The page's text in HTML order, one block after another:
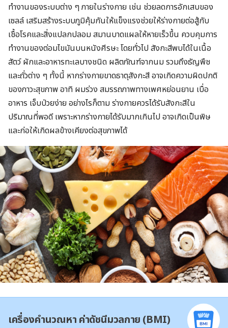
ทำงานของระบบต่าง ๆ ภายในร่างกาย เช่น ช่วยลดการอักเสบของ
เซลล์ เสริมสร้างระบบภูมิคุ้มกันให้แข็งแรงช่วยให้ร่างกายต่อสู้กับ
เชื้อโรคและสิ่งแปลกปลอม สมานบาดแผลให้หายเร็วขึ้น ควบคุมการ
ทำงานของต่อมไขมันบนหนังศีรษะ โดยทั่วไป สังกะสีพบได้ในเนื้อ
สัตว์ ผักและอาหารทะเลบางชนิด ผลิตภัณฑ์จากนม รวมถึงธัญพืช
และถั่วต่าง ๆ ทั้งนี้ หากร่างกายขาดธาตุสังกะสี อาจเกิดความผิดปกติ
ของภาวะสุขภาพ อาทิ ผมร่วง สมรรถภาพทางเพศหย่อนยาน เบื่อ
อาหาร เจ็บป่วยง่าย อย่างไรก็ตาม ร่างกายควรได้รับสังกะสีใน
ปริมาณที่พอดี เพราะหากร่างกายได้รับมากเกินไป อาจเกิดเป็นพิษ
และก่อให้เกิดผลข้างเคียงต่อสุขภาพได้
เครื่องคำนวณหา ค่าดัชนีมวลกาย (BMI)